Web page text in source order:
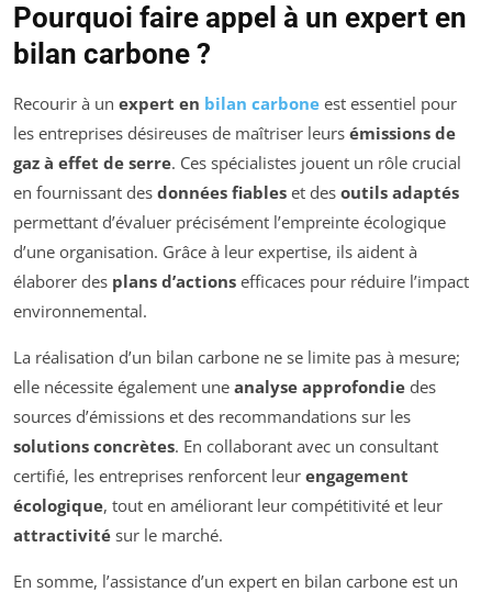
Pourquoi faire appel à un expert en
bilan carbone ?
Recourir à un expert en bilan carbone est essentiel pour
les entreprises désireuses de maîtriser leurs émissions de
gaz à effet de serre. Ces spécialistes jouent un rôle crucial
en fournissant des données fiables et des outils adaptés
permettant d’évaluer précisément l’empreinte écologique
d’une organisation. Grâce à leur expertise, ils aident à
élaborer des plans d’actions efficaces pour réduire l’impact
environnemental.
La réalisation d’un bilan carbone ne se limite pas à mesure;
elle nécessite également une analyse approfondie des
sources d’émissions et des recommandations sur les
solutions concrètes. En collaborant avec un consultant
certifié, les entreprises renforcent leur engagement
écologique, tout en améliorant leur compétitivité et leur
attractivité sur le marché.
En somme, l’assistance d’un expert en bilan carbone est un